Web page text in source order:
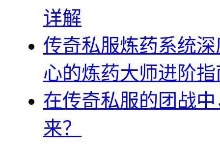
详解
传奇私服炼药系统
心的炼药大师进阶指
在传奇私服的团战
来？